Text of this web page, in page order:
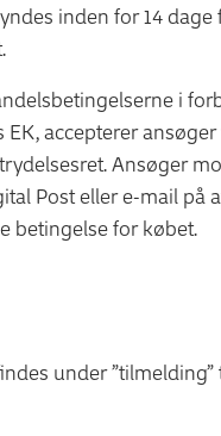
inden for 14 dage
i
EK, accepterer
Ansøger
Post eller e-mail på
betingelse for købet.
under